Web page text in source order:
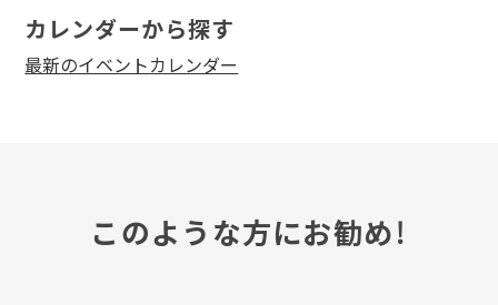
カレンダーから探す
最新のイベントカレンダー
このような方にお勧め！